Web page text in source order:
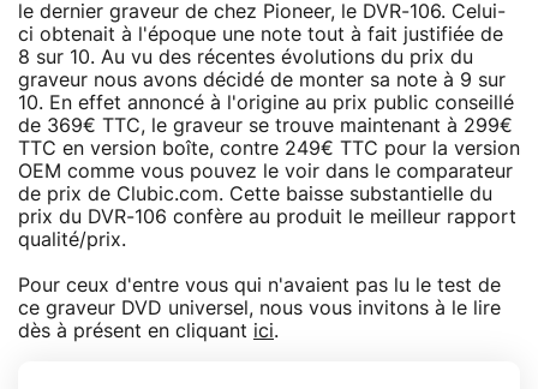
le dernier graveur de chez Pioneer, le DVR-106. Celui-
ci obtenait à l'époque une note tout à fait justifiée de
8 sur 10. Au vu des récentes évolutions du prix du
graveur nous avons décidé de monter sa note à 9 sur
10. En effet annoncé à l'origine au prix public conseillé
de 369€ TTC, le graveur se trouve maintenant à 299€
TTC en version boîte, contre 249€ TTC pour la version
OEM comme vous pouvez le voir dans le comparateur
de prix de Clubic.com. Cette baisse substantielle du
prix du DVR-106 confère au produit le meilleur rapport
qualité/prix.
Pour ceux d'entre vous qui n'avaient pas lu le test de
ce graveur DVD universel, nous vous invitons à le lire
dès à présent en cliquant ici.